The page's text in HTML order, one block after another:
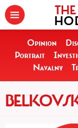
Opinion
Portrait
Navalny